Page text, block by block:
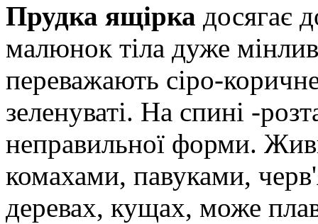
Прудка ящірка досягає
малюнок тіла дуже
переважають сіро-
зеленуваті. На спині -
неправильної форми.
комахами, павуками,
деревах, кущах, може